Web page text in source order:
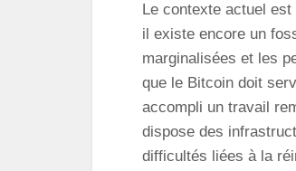
Le contexte actuel
il existe encore un
marginalisées et les
que le Bitcoin doit
accompli un travail
dispose des
difficultés liées à la